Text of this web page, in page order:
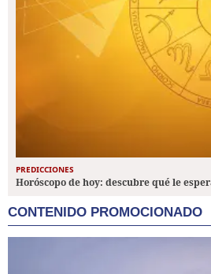
PREDICCIONES
Horóscopo de hoy: descubre qué le
CONTENIDO PROMOCIONADO